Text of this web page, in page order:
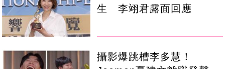
生 李翊君露面回應
攝影爆跳槽李多慧！